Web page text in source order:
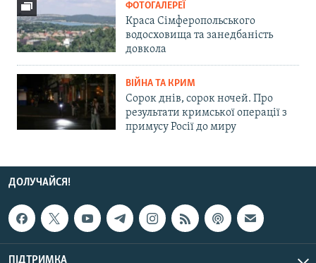
ФОТОГАЛЕРЕЇ
Краса Сімферопольського
водосховища та занедбаність
довкола
ВІЙНА ТА КРИМ
Сорок днів, сорок ночей. Про
результати кримської операції з
примусу Росії до миру
ДОЛУЧАЙСЯ!
ПІДТРИМКА